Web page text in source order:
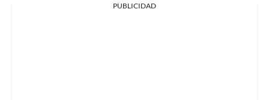
PUBLICIDAD